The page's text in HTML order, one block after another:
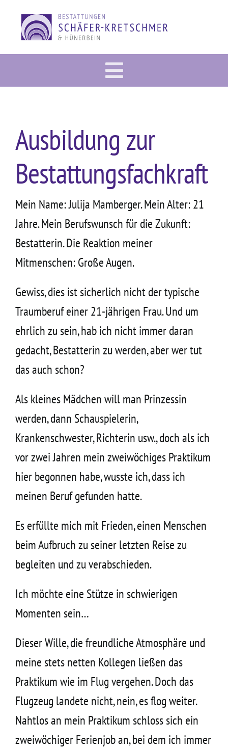
Inhalt
springen
Toggle
Gedenkportal
Bestattung
Kontakt
Ausbildung zur
Bestattungsfachkraft
Mein Name: Julija Mamberger. Mein Alter: 21
Jahre. Mein Berufswunsch für die Zukunft:
Bestatterin. Die Reaktion meiner
Mitmenschen: Große Augen.
Gewiss, dies ist sicherlich nicht der typische
Traumberuf einer 21-jährigen Frau. Und um
ehrlich zu sein, hab ich nicht immer daran
gedacht, Bestatterin zu werden, aber wer tut
das auch schon?
Als kleines Mädchen will man Prinzessin
werden, dann Schauspielerin,
Krankenschwester, Richterin usw., doch als ich
vor zwei Jahren mein zweiwöchiges Praktikum
hier begonnen habe, wusste ich, dass ich
meinen Beruf gefunden hatte.
Es erfüllte mich mit Frieden, einen Menschen
beim Aufbruch zu seiner letzten Reise zu
begleiten und zu verabschieden.
Ich möchte eine Stütze in schwierigen
Momenten sein…
Dieser Wille, die freundliche Atmosphäre und
meine stets netten Kollegen ließen das
Praktikum wie im Flug vergehen. Doch das
Flugzeug landete nicht, nein, es flog weiter.
Nahtlos an mein Praktikum schloss sich ein
zweiwöchiger Ferienjob an, bei dem ich immer